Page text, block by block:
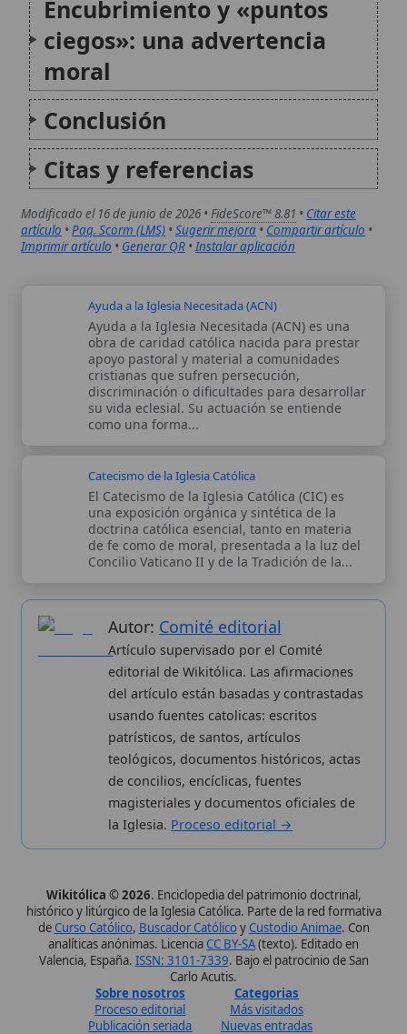
Ayuda a la Iglesia Necesitada (ACN)
Ayuda a la Iglesia Necesitada (ACN) es una
obra de caridad católica nacida para prestar
apoyo pastoral y material a comunidades
cristianas que sufren persecución,
discriminación o dificultades para desarrollar
su vida eclesial. Su actuación se entiende
como una forma...
Catecismo de la Iglesia Católica
una exposición orgánica y sintética de la
doctrina católica esencial, tanto en materia
de fe como de moral, presentada a la luz del
Concilio Vaticano II y de la Tradición de la...
Autor:Comité editorial
Artículo supervisado por el Comité
editorial de Wikitólica. Las afirmaciones
del artículo están basadas y contrastadas
usando fuentes catolicas: escritos
patrísticos, de santos, artículos
teológicos, documentos históricos, actas
magisteriales y documentos oficiales de
la Iglesia.Proceso editorial →
Wikitólica © 2026 . Enciclopedia del patrimonio doctrinal,
histórico y litúrgico de la Iglesia Católica. Parte de la red formativa
analíticas anónimas. LicenciaCC BY-SA(texto). Editado en
Valencia, España. ISSN: 3101-7339 . Bajo el patrocinio de San
Carlo Acutis.
Sobre nosotros
Proceso editorial
Publicación seriada
Datos abiertos
Aviso legal
Política de privacidad
Categorias
Más visitados
Nuevas entradas
Cambios recientes
Kit de Prensa
Widgets para tu web
✦ SÍGUENOS EN
Canal de WhatsApp
Únete · publicación regular
Perfil de Instagram